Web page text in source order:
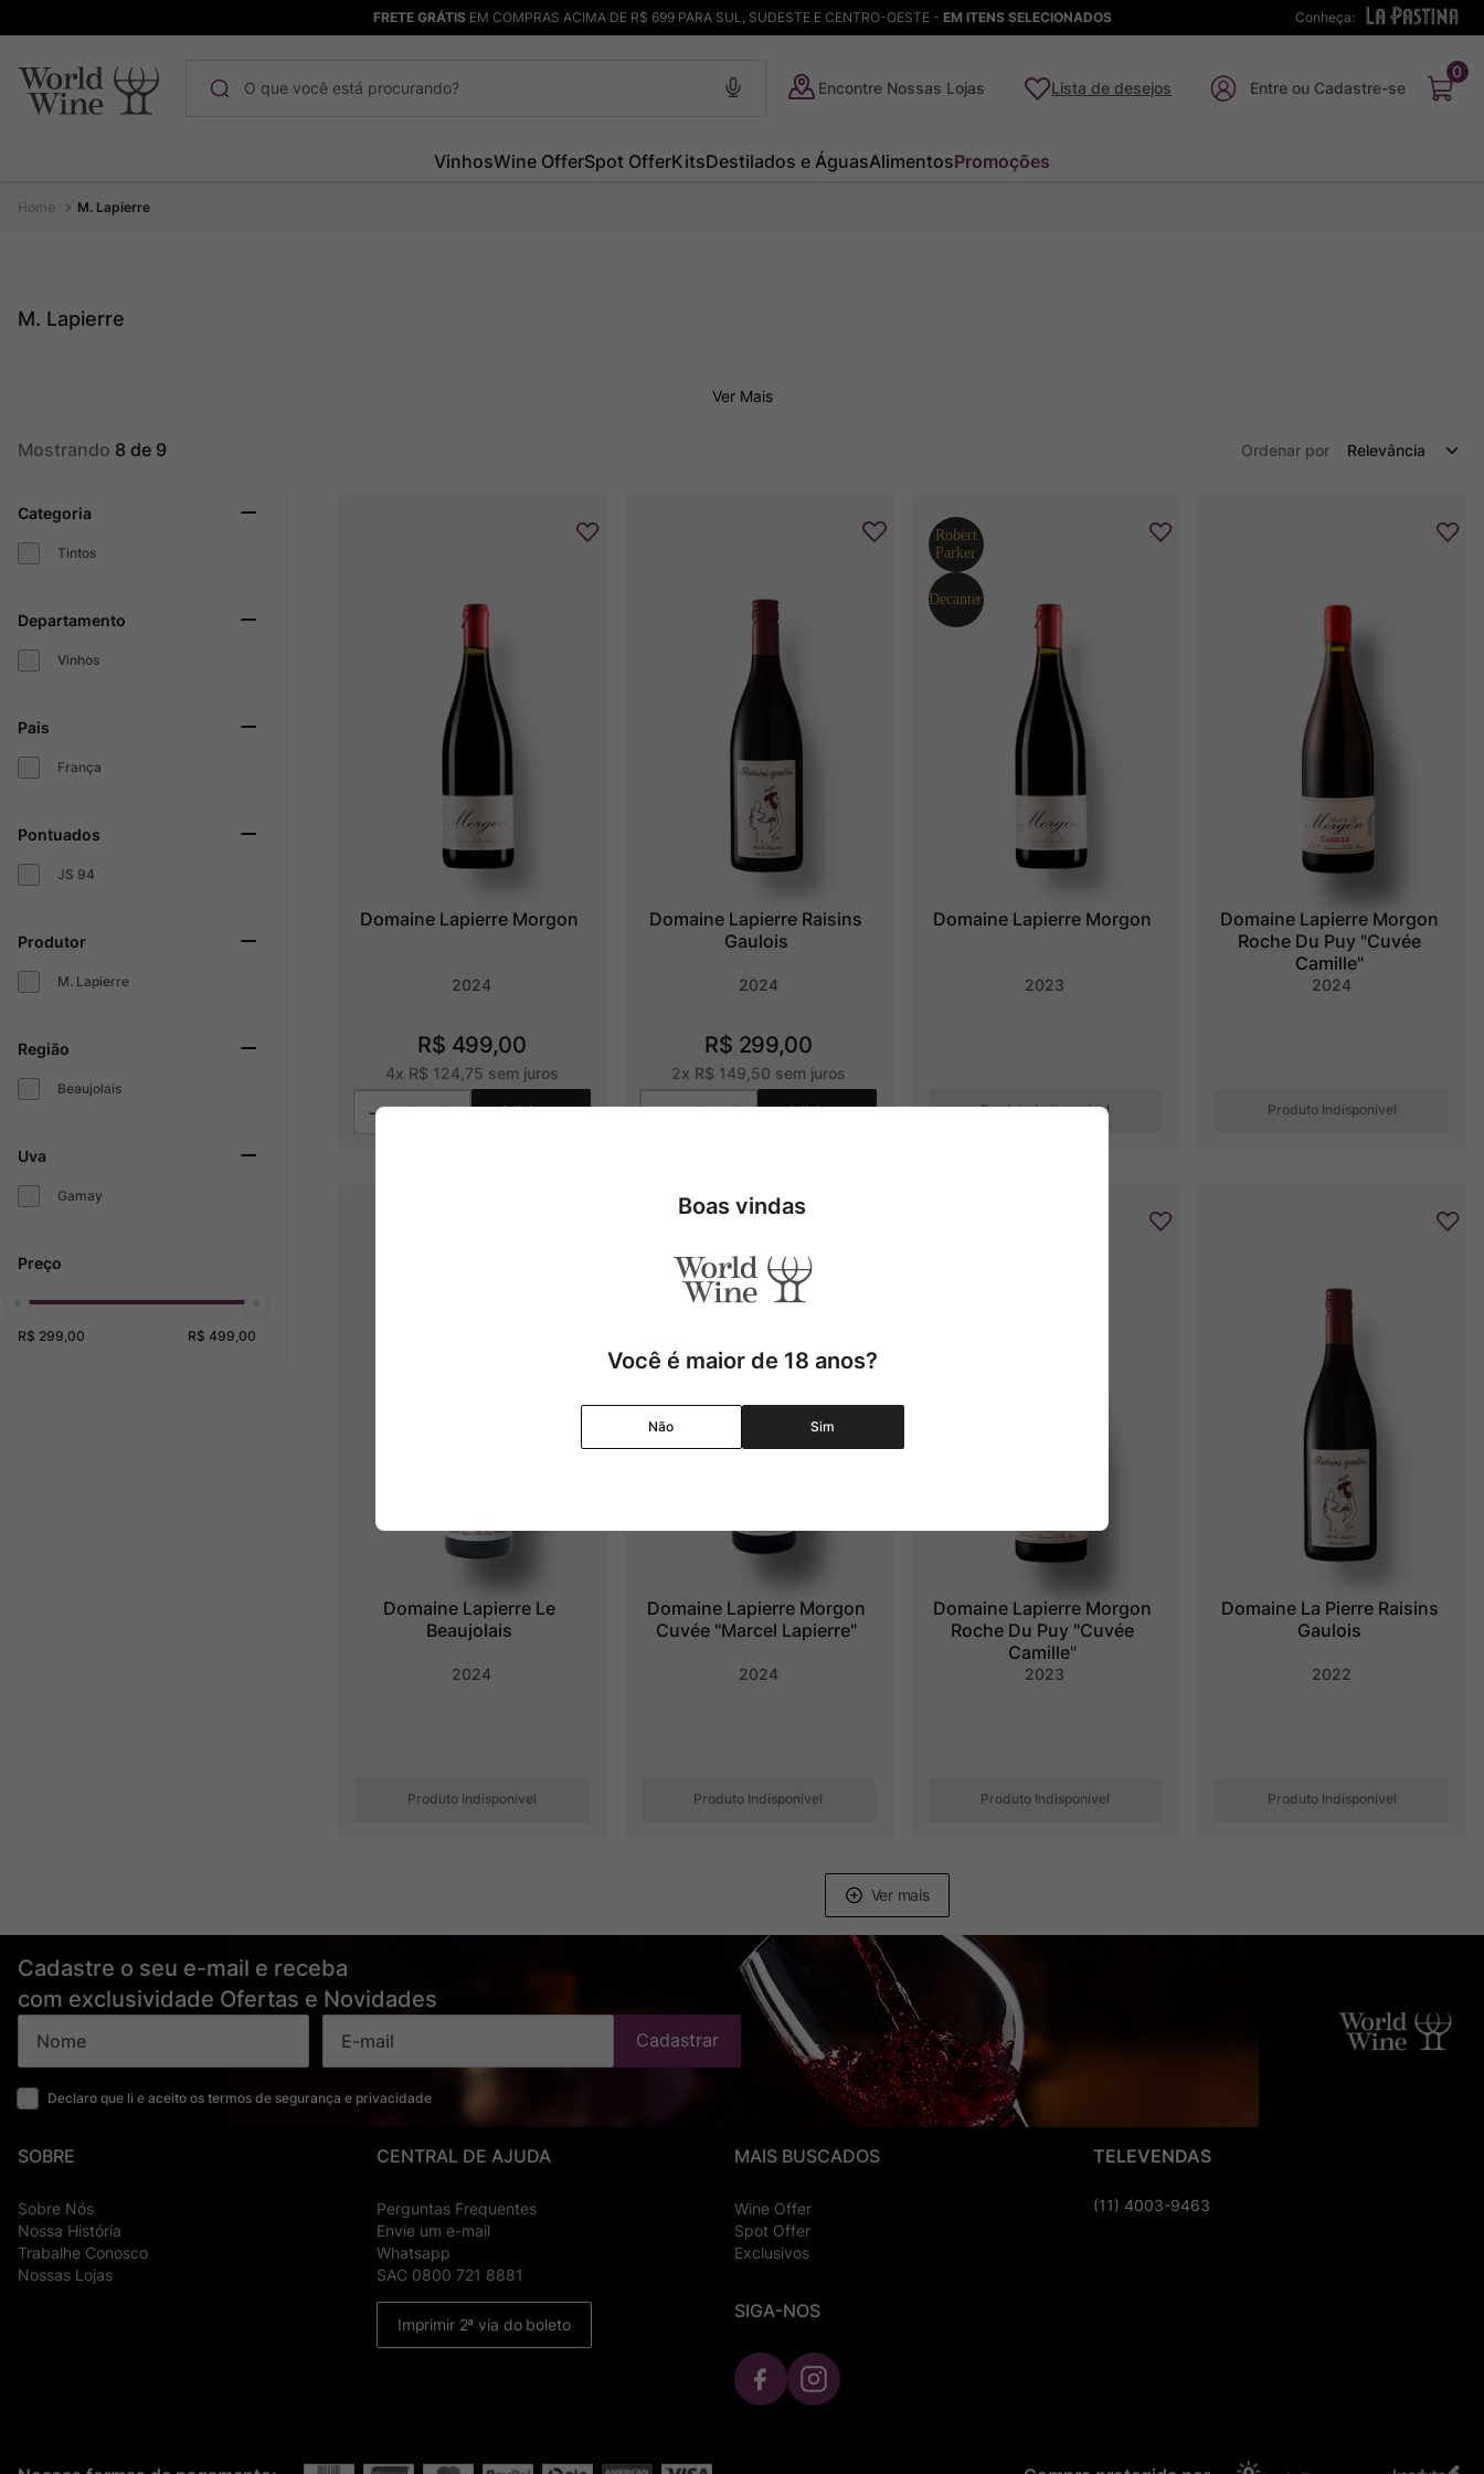
Conheça:
FRETE GRÁTISEM COMPRAS ACIMA DE R$ 699 PARA SUL, SUDESTE E CENTRO-OESTE - EM ITENS SELECIONADOS
Encontre Nossas Lojas Lista de desejos
0
VinhosWine OfferSpot OfferKitsDestilados e ÁguasAlimentosPromoções
M. Lapierre
M. Lapierre
Ver Mais
Mostrando 8 de 9 Ordenar por Relevância
Categoria
Tintos
Departamento
Vinhos
Pais
França
Pontuados
JS 94
Produtor
M. Lapierre
Região
Beaujolais
Uva
Gamay
R$ 299,00 R$ 499,00
Domaine Lapierre Morgon
2024
R$ 499,00
4x R$ 124 75 sem juros
Adicionar
Domaine Lapierre Raisins
Gaulois
2024
R$ 299,00
2x R$ 149 50 sem juros
Adicionar
Domaine Lapierre Morgon
2023
Produto Indisponível
Domaine Lapierre Morgon
Roche Du Puy "Cuvée
Camille"
2024
Produto Indisponível
Domaine Lapierre Le
Beaujolais
2024
Produto Indisponível
Domaine Lapierre Morgon
Cuvée "Marcel Lapierre"
2024
Produto Indisponível
Domaine Lapierre Morgon
Roche Du Puy "Cuvée
Camille"
2023
Produto Indisponível
Domaine La Pierre Raisins
Gaulois
2022
Produto Indisponível
Cadastre o seu e-mail e receba
com exclusividade Ofertas e Novidades
Declaro que li e aceito os termos de segurança e privacidade
Cadastrar
SOBRE
Sobre Nós
Nossa História
Trabalhe Conosco
Nossas Lojas
CENTRAL DE AJUDA
Perguntas Frequentes
Envie um e-mail
Whatsapp
SAC 0800 721 8881
Imprimir 2ª via do boleto
MAIS BUSCADOS
Wine Offer
Spot Offer
Exclusivos
SIGA-NOS
TELEVENDAS
(11) 4003-9463
1º Maçanita
4º Chablis
8 º Rocim
Boas vindas
Você é maior de 18 anos?
Não Sim